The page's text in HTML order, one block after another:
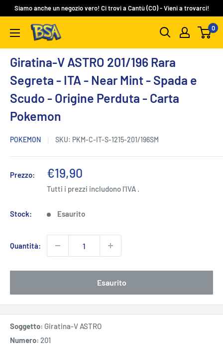
contenuto
Siamo anche un negozio vero! Ci trovi a Cantù (CO) - Vieni a trovarci!
BSA
Carte
Collezionabili
0
Giratina-V ASTRO 201/196 Rara
Segreta - ITA - Near Mint - Spada e
Scudo - Origine Perduta - Carta
Pokemon
POKEMON SKU: PKM-C-IT-S-1215-201/196SM
Prezzo:
Prezzo
scontato
€19,90
Tutti i prezzi includono l'IVA .
Stock: Esaurito
Quantità:
Esaurito
Soggetto: Giratina-V ASTRO
Numero: 201